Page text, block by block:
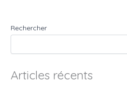
Rechercher
Articles récents